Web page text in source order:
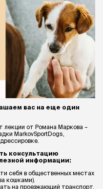
вас на еще один
лекции от Романа Маркова –
MarkovSportDogs,
консультацию
информации:
себя в общественных местах
кошками).
на проезжающий транспорт.